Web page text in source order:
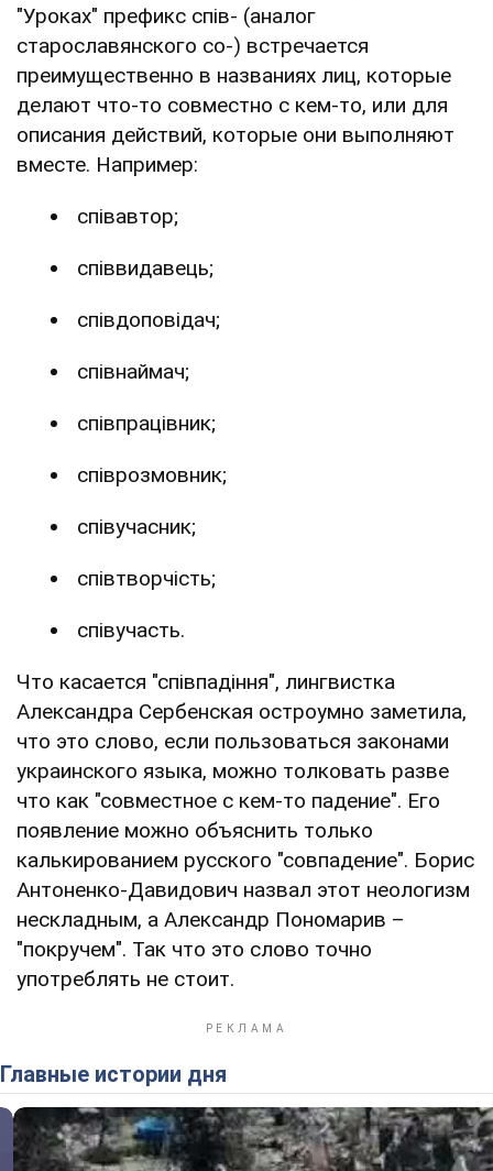
"Уроках" префикс спів- (аналог
старославянского со-) встречается
преимущественно в названиях лиц, которые
делают что-то совместно с кем-то, или для
описания действий, которые они выполняют
вместе. Например:
співавтор;
співвидавець;
співдоповідач;
співнаймач;
співпрацівник;
співрозмовник;
співучасник;
співтворчість;
співучасть.
Что касается "співпадіння", лингвистка
Александра Сербенская остроумно заметила,
что это слово, если пользоваться законами
украинского языка, можно толковать разве
что как "совместное с кем-то падение". Его
появление можно объяснить только
калькированием русского "совпадение". Борис
Антоненко-Давидович назвал этот неологизм
нескладным, а Александр Пономарив –
"покручем". Так что это слово точно
употреблять не стоит.
Главные истории дня